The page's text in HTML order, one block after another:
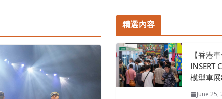
精選內容
【香港
INSERT
模型車
June 25,